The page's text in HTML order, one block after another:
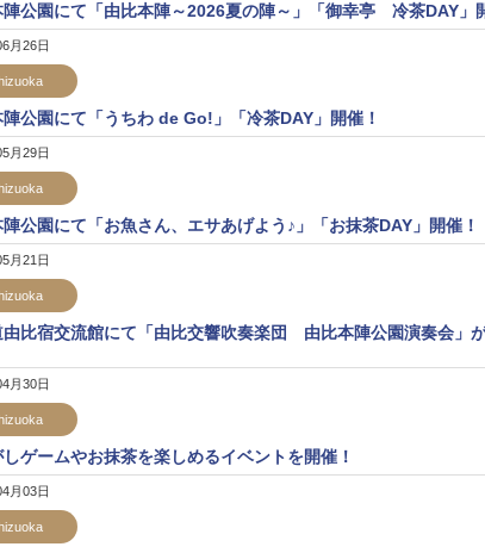
陣公園にて「由比本陣～2026夏の陣～」「御幸亭 冷茶DAY」
月26日
陣公園にて「うちわ de Go!」「冷茶DAY」開催！
月29日
陣公園にて「お魚さん、エサあげよう♪」「お抹茶DAY」開催！
月21日
由比宿交流館にて「由比交響吹奏楽団 由比本陣公園演奏会」
月30日
ゲームやお抹茶を楽しめるイベントを開催！
月03日